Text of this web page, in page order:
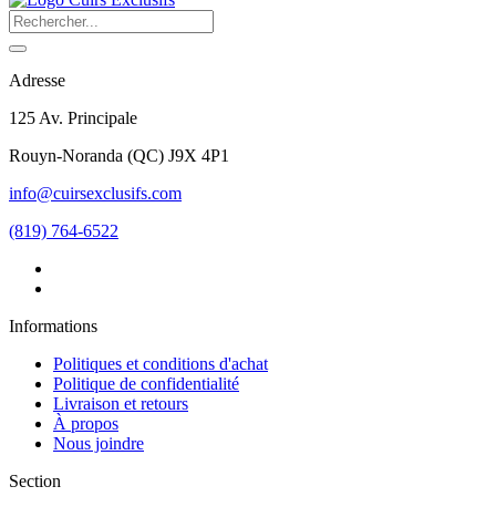
Adresse
125 Av. Principale
Rouyn-Noranda (QC) J9X 4P1
info@cuirsexclusifs.com
(819) 764-6522
Informations
Politiques et conditions d'achat
Politique de confidentialité
Livraison et retours
À propos
Nous joindre
Section